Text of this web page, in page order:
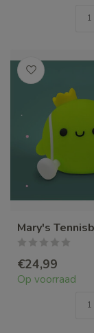
Mary's
€24,99
Op voorraad